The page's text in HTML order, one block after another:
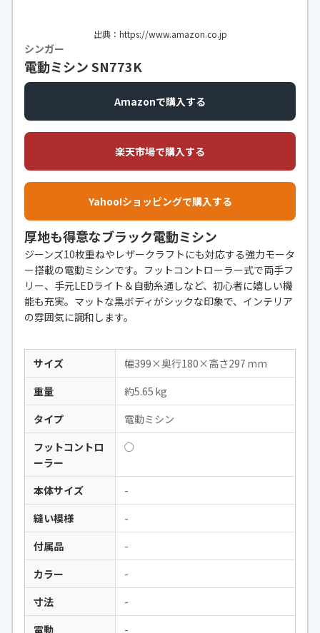
出典：https://www.amazon.co.jp
シンガー
電動ミシン SN773K
Amazonで購入する
楽天市場で購入する
Yahoo!ショッピングで購入する
厚地も得意なブラック電動ミシン
ジーンズ10枚重ねやレザークラフトにも対応する強力モータ
ー搭載の電動ミシンです。フットコントローラー式で両手フ
リー、手元LEDライト＆自動糸通しなど、初心者に嬉しい機
能も充実。マットな黒ボディがシックな印象で、インテリア
の雰囲気に調和します。
サイズ
幅399×奥行180×高さ297 mm
重量
約5.65 kg
タイプ
電動ミシン
フットコントロ
ーラー
○
本体サイズ
-
縫い模様
-
付属品
-
カラー
-
寸法
-
電動
-